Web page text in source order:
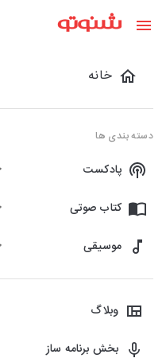
خانه
دسته بندی ها
پادکست
کتاب صوتی
موسیقی
وبلاگ
بخش برنامه ساز